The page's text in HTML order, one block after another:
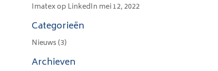
Imatex op LinkedIn mei 12, 2022
Categorieën
Nieuws(3)
Archieven